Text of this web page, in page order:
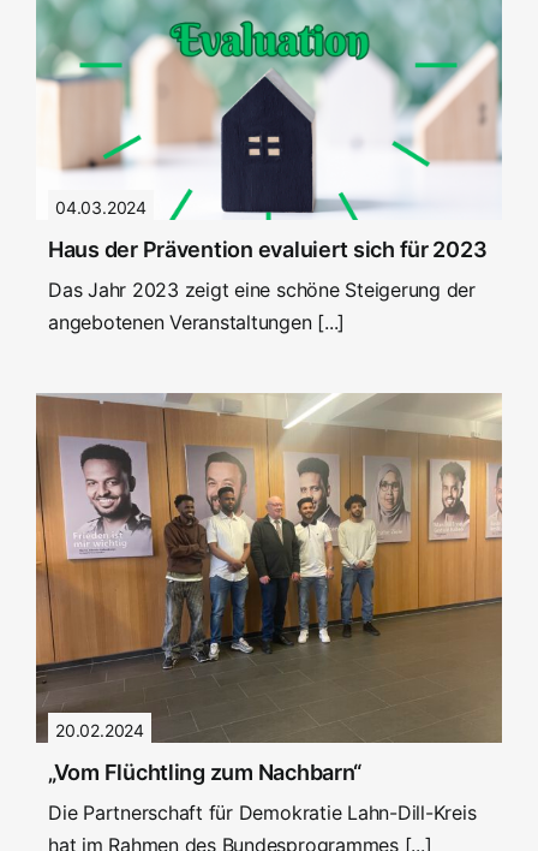
04.03.2024
Haus der Prävention evaluiert sich für 2023
Das Jahr 2023 zeigt eine schöne Steigerung der
angebotenen Veranstaltungen [...]
20.02.2024
„Vom Flüchtling zum Nachbarn“
Die Partnerschaft für Demokratie Lahn-Dill-Kreis
hat im Rahmen des Bundesprogrammes [...]